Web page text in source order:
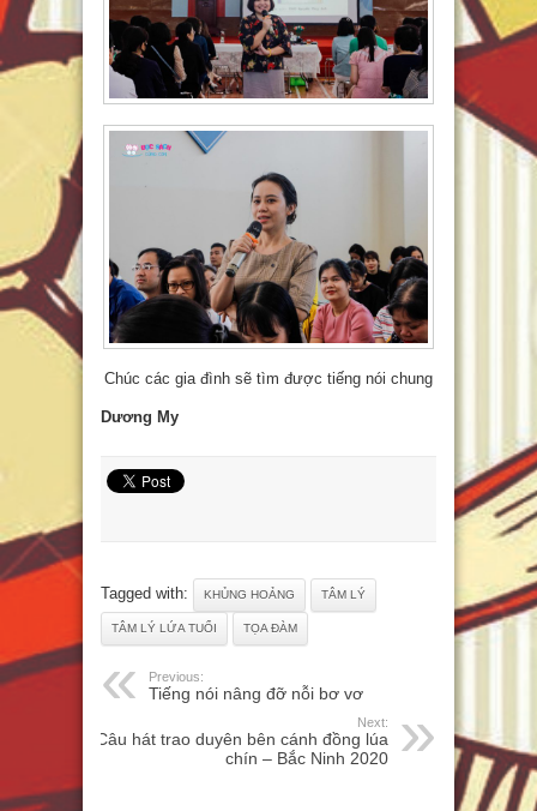
Chúc các gia đình sẽ tìm được tiếng nói chung
Dương My
Tagged with: KHỦNG HOẢNG TÂM LÝ
TÂM LÝ LỨA TUỔI TỌA ĐÀM
Previous:
Tiếng nói nâng đỡ nỗi bơ vơ
Next:
Câu hát trao duyên bên cánh đồng lúa
chín – Bắc Ninh 2020